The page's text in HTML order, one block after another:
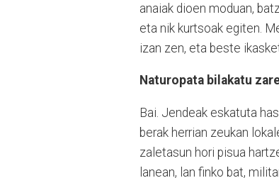
anaiak dioen moduan,
eta nik kurtsoak egiten.
izan zen, eta beste
Naturopata bilakatu
Bai. Jendeak eskatuta
berak herrian zeukan
zaletasun hori pisua
lanean, lan finko bat,